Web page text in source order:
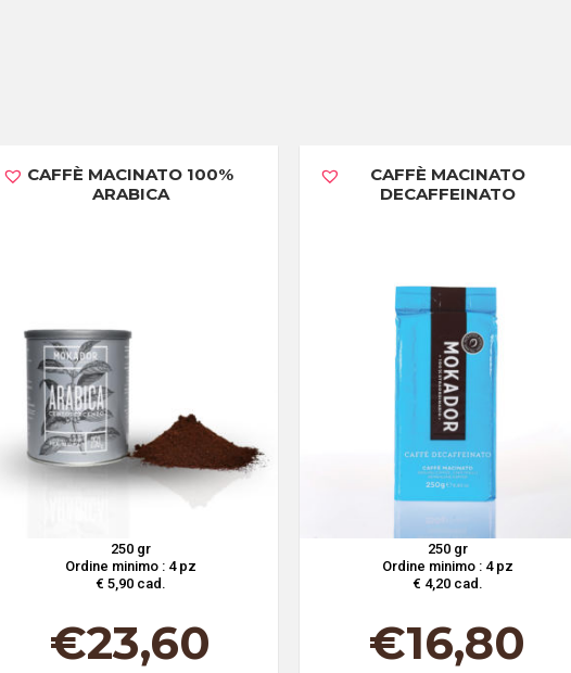
CAFFÈ MACINATO 100%
ARABICA
250 gr
Ordine minimo : 4 pz
€ 5,90 cad.
€23,60
CAFFÈ MACINATO
DECAFFEINATO
250 gr
Ordine minimo : 4 pz
€ 4,20 cad.
€16,80